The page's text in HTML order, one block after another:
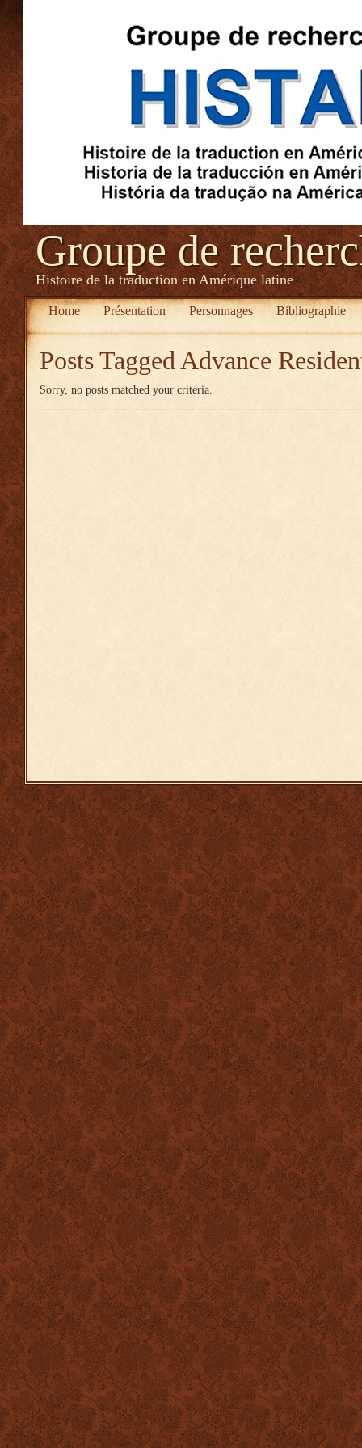
Groupe de
Histoire de la traduction en Amérique latine
Home Présentation Personnages Bibliographie
Posts Tagged Advance
Sorry, no posts matched your criteria.